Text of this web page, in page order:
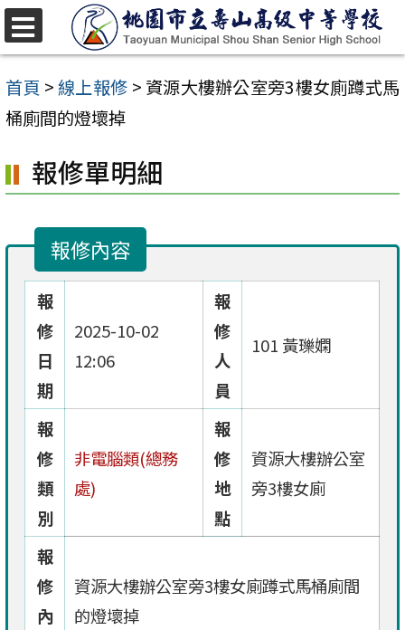
跳
至
主
要
容
區
首頁 >線上報修 > 資源大樓辦公室旁3樓女廁蹲式馬
桶廁間的燈壞掉
報修單明細
報修內容
報
修
日
期
2025-10-02
12:06
報
修
人
員
101 黃瓅嫻
報
修
類
別
非電腦類(總務
處)
報
修
地
點
資源大樓辦公室
旁3樓女廁
報
修
內
資源大樓辦公室旁3樓女廁蹲式馬桶廁間
的燈壞掉
選
單